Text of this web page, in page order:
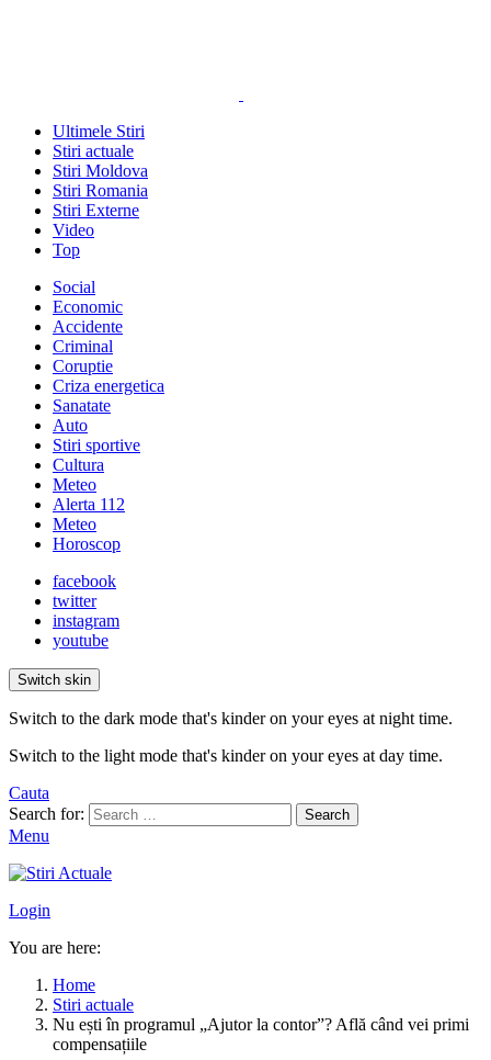
Ultimele Stiri
Stiri actuale
Stiri Moldova
Stiri Romania
Stiri Externe
Video
Top
Social
Economic
Accidente
Criminal
Coruptie
Criza energetica
Sanatate
Auto
Stiri sportive
Cultura
Meteo
Alerta 112
Meteo
Horoscop
facebook
twitter
instagram
youtube
Switch skin
Switch to the dark mode that's kinder on your eyes at night time.
Switch to the light mode that's kinder on your eyes at day time.
Cauta
Search for:
Search
Menu
Login
You are here:
Home
Stiri actuale
Nu ești în programul „Ajutor la contor”? Află când vei primi
compensațiile